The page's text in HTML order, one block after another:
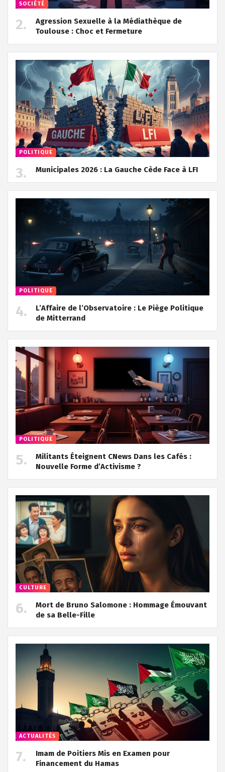
SOCIÉTÉ
Agression Sexuelle à la Médiathèque de
Toulouse : Choc et Fermeture
POLITIQUE
Municipales 2026 : La Gauche Cède Face à LFI
POLITIQUE
L’Affaire de l’Observatoire : Le Piège Politique
de Mitterrand
POLITIQUE
Militants Éteignent CNews Dans les Cafés :
Nouvelle Forme d’Activisme ?
CULTURE
Mort de Bruno Salomone : Hommage Émouvant
de sa Belle-Fille
ACTUALITÉS
Imam de Poitiers Mis en Examen pour
Financement du Hamas